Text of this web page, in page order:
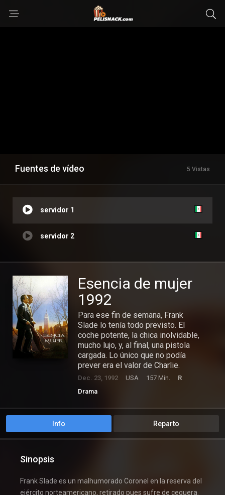
Fuentes de vídeo 5 Vistas
servidor 1
servidor 2
Esencia de mujer
1992
Para ese fin de semana, Frank
Slade lo tenía todo previsto. El
coche potente, la chica inolvidable,
mucho lujo, y, al final, una pistola
cargada. Lo único que no podía
prever era el valor de Charlie.
Dec. 23, 1992 USA 157 Min.
R
Drama
Info Reparto
Sinopsis
Frank Slade es un malhumorado Coronel en la reserva del
ejército norteamericano, retirado pues sufre de ceguera.